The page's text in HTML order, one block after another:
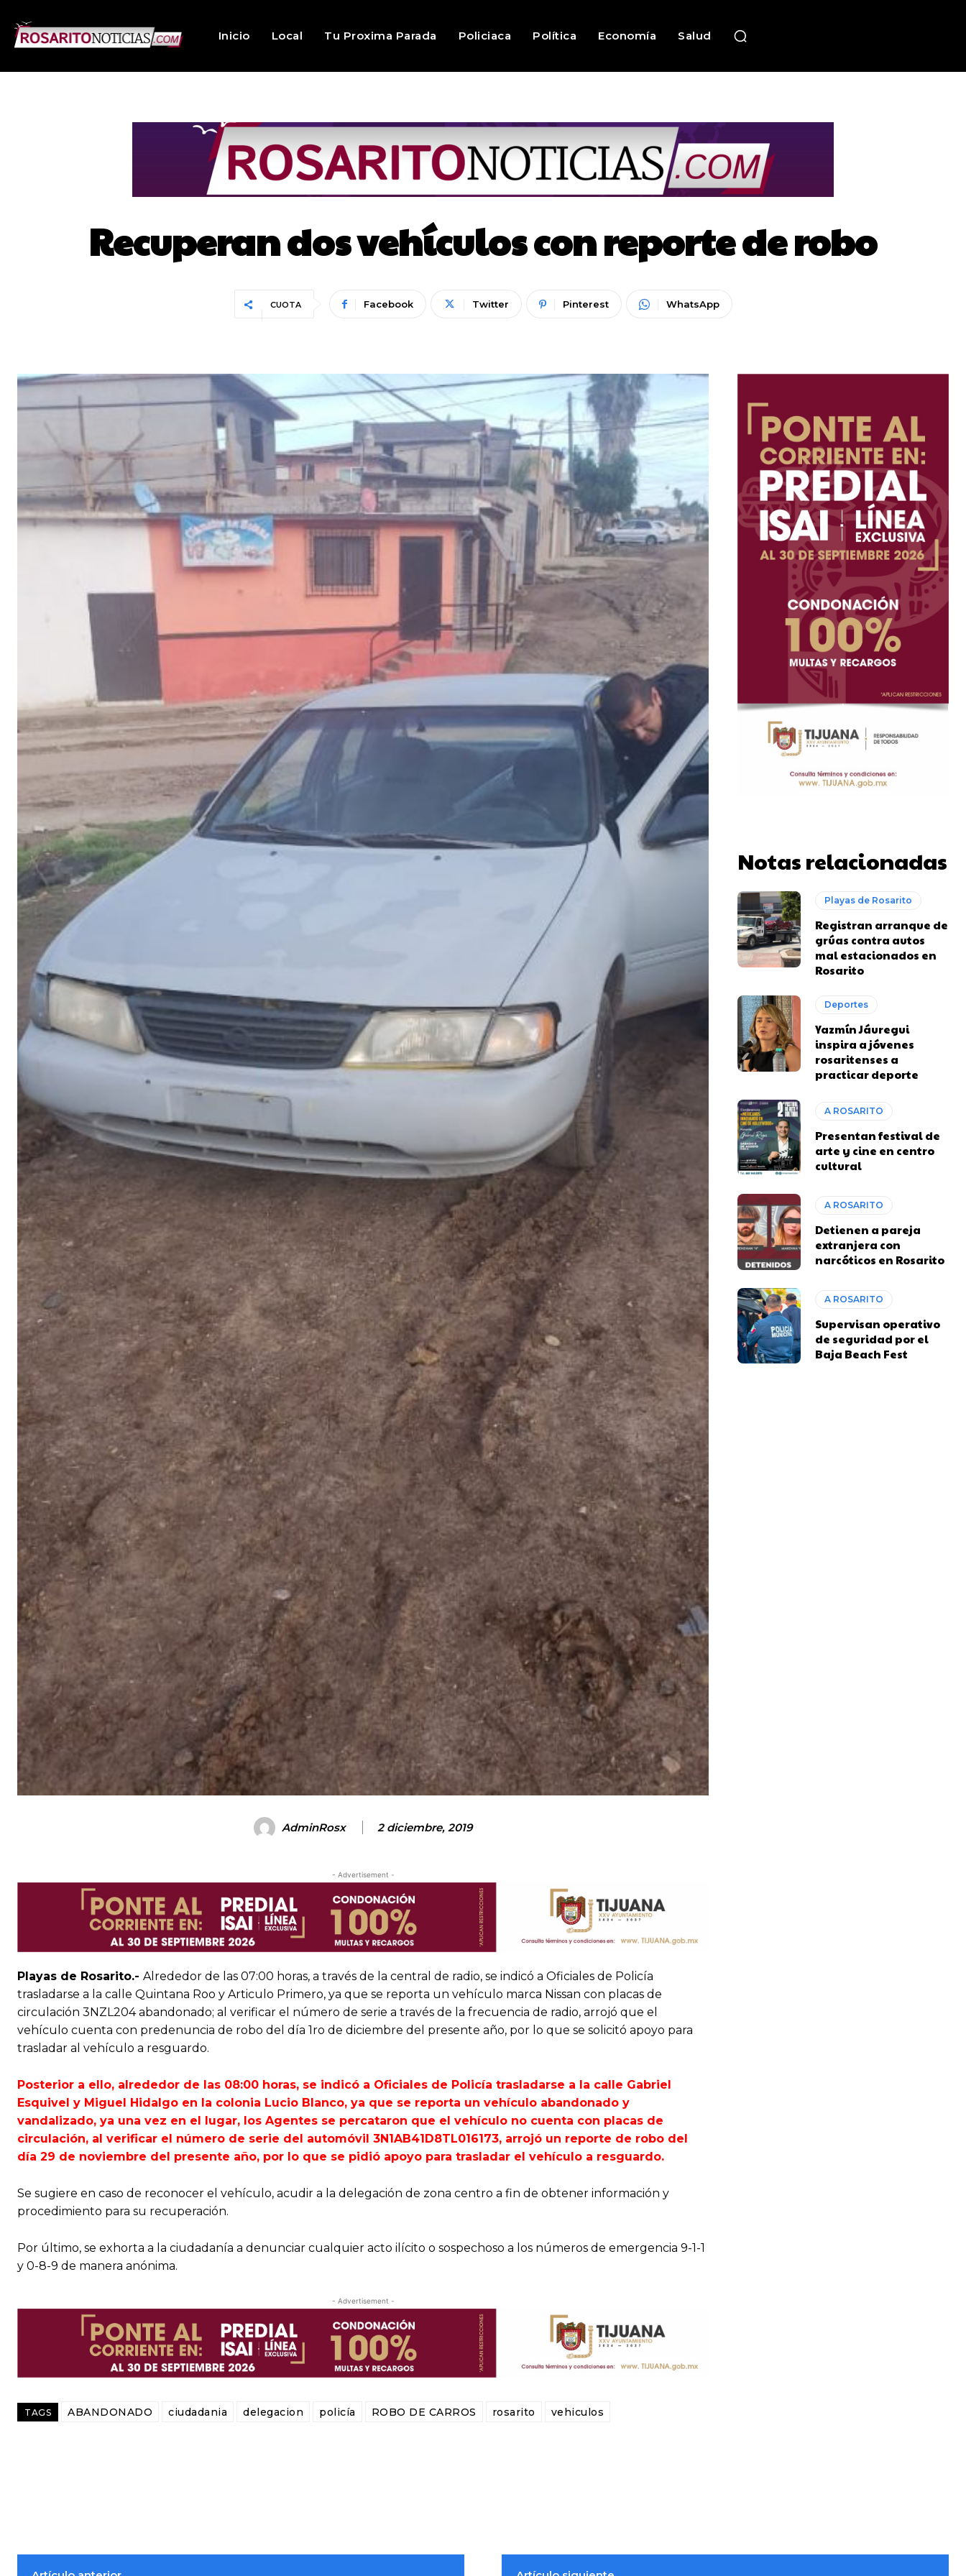
Inicio Local Tu Proxima Parada Policiaca Política Economía Salud
Recuperan dos vehículos con reporte de robo
CUOTA Facebook Twitter Pinterest WhatsApp
AdminRosx 2 diciembre, 2019
- Advertisement -
Playas de Rosarito.- Alrededor de las 07:00 horas, a través de la central de radio, se indicó a Oficiales de Policía
trasladarse a la calle Quintana Roo y Articulo Primero, ya que se reporta un vehículo marca Nissan con placas de
circulación 3NZL204 abandonado; al verificar el número de serie a través de la frecuencia de radio, arrojó que el
vehículo cuenta con predenuncia de robo del día 1ro de diciembre del presente año, por lo que se solicitó apoyo para
trasladar al vehículo a resguardo.
Posterior a ello, alrededor de las 08:00 horas, se indicó a Oficiales de Policía trasladarse a la calle Gabriel
Esquivel y Miguel Hidalgo en la colonia Lucio Blanco, ya que se reporta un vehículo abandonado y
vandalizado, ya una vez en el lugar, los Agentes se percataron que el vehículo no cuenta con placas de
circulación, al verificar el número de serie del automóvil 3N1AB41D8TL016173, arrojó un reporte de robo del
día 29 de noviembre del presente año, por lo que se pidió apoyo para trasladar el vehículo a resguardo.
Se sugiere en caso de reconocer el vehículo, acudir a la delegación de zona centro a fin de obtener información y
procedimiento para su recuperación.
Por último, se exhorta a la ciudadanía a denunciar cualquier acto ilícito o sospechoso a los números de emergencia 9-1-1
y 0-8-9 de manera anónima.
- Advertisement -
TAGS ABANDONADO ciudadania delegacion policía ROBO DE CARROS rosarito vehiculos
Notas relacionadas
Playas de Rosarito
Registran arranque de
grúas contra autos
mal estacionados en
Rosarito
Deportes
Yazmín Jáuregui
inspira a jóvenes
rosaritenses a
practicar deporte
A ROSARITO
Presentan festival de
arte y cine en centro
cultural
A ROSARITO
Detienen a pareja
extranjera con
narcóticos en Rosarito
A ROSARITO
Supervisan operativo
de seguridad por el
Baja Beach Fest